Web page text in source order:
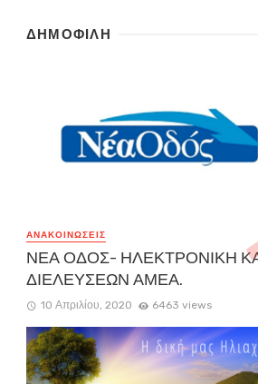
ΔΗΜΟΦΙΛΗ
ΑΝΑΚΟΙΝΏΣΕΙΣ
ΝΕΑ ΟΔΟΣ- ΗΛΕΚΤΡΟΝΙΚΗ
ΔΙΕΛΕΥΣΕΩΝ ΑΜΕΑ.
10 Απριλίου, 2020 6463 views